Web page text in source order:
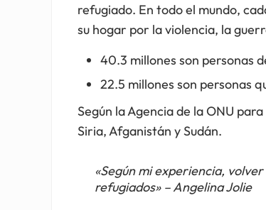
refugiado. En todo el mundo,
su hogar por la violencia, la
40.3 millones son personas
22.5 millones son personas
Según la Agencia de la ONU
Siria, Afganistán y Sudán.
«Según mi experiencia,
refugiados» – Angelina Jolie